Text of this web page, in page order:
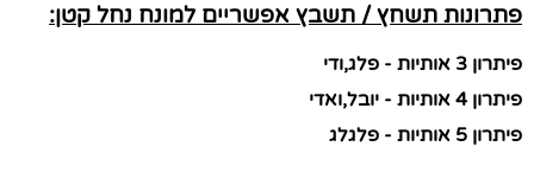
פתרונות תשחץ / תשבץ אפשריים למונח נחל קטן:
פיתרון 3 אותיות - פלג,ודי
פיתרון 4 אותיות - יובל,ואדי
פיתרון 5 אותיות - פלגלג